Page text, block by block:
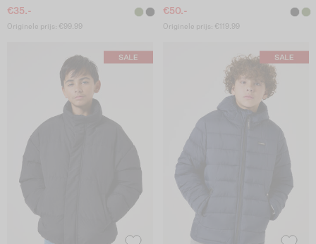
€35.-
Originele prijs: €99.99
€50.-
Originele prijs: €119.99